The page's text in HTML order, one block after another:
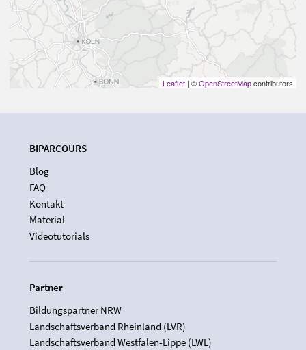
Leaflet | ©OpenStreetMapcontributors
BIPARCOURS
Blog
FAQ
Kontakt
Material
Videotutorials
Partner
Bildungspartner NRW
Landschaftsverband Rheinland (LVR)
Landschaftsverband Westfalen-Lippe (LWL)